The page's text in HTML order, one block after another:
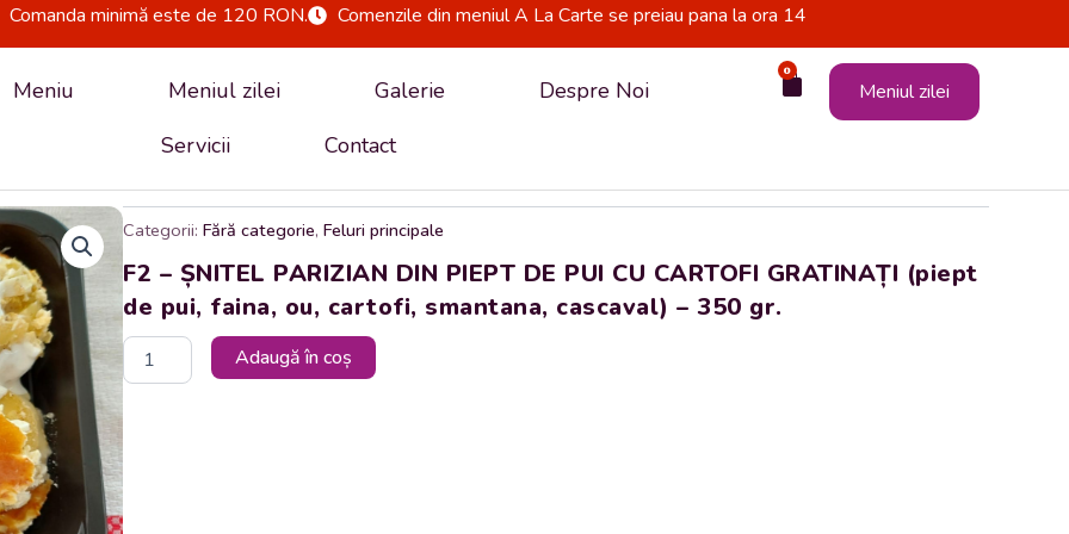
Comanda minimă este de 120 RON. Comenzile din meniul A La Carte se preiau pana la ora 14
Meniu Meniul zilei Galerie
Despre Noi
Servicii
Contact
0
Cart Meniul zilei
Categorii: Fără categorie,Feluri principale
F2 – ȘNITEL PARIZIAN DIN PIEPT DE PUI CU CARTOFI GRATINAȚI (piept
de pui, faina, ou, cartofi, smantana, cascaval) – 350 gr.
Cantitate
ȘNITEL
PIEPT
DE
Adaugă în coș